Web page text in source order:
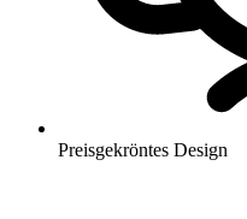
Preisgekröntes Design